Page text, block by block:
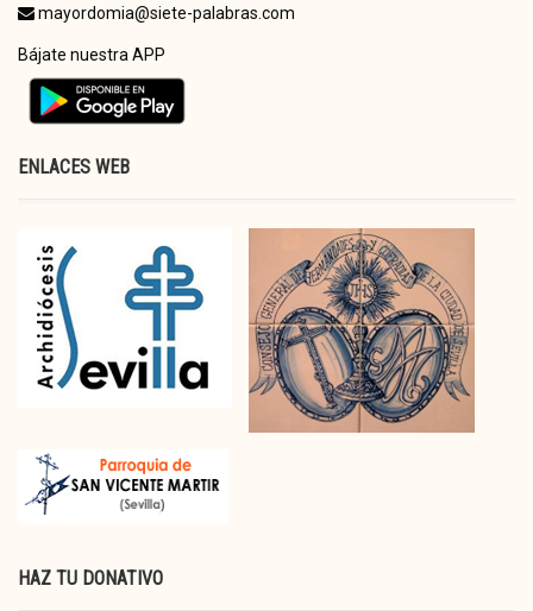
mayordomia@siete-palabras.com
Bájate nuestra APP
ENLACES WEB
HAZ TU DONATIVO